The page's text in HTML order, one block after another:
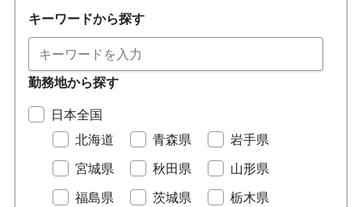
キーワードから探す
勤務地から探す
日本全国
北海道
青森県 岩手県
宮城県 秋田県 山形県
福島県 茨城県 栃木県